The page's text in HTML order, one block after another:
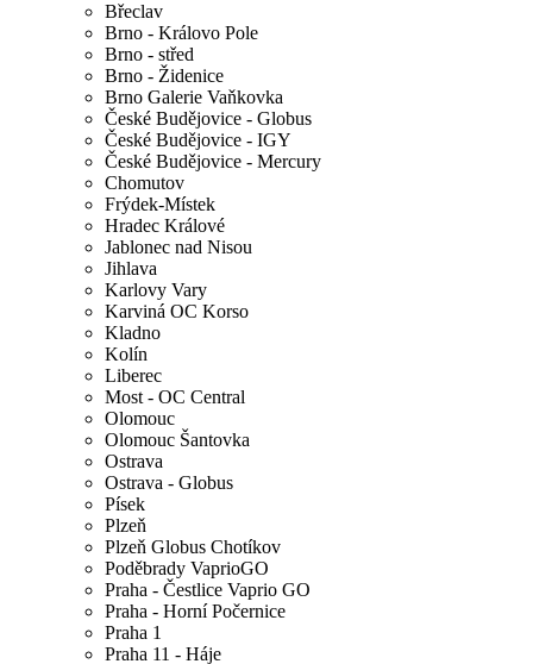
Břeclav
Brno - Královo Pole
Brno - střed
Brno - Židenice
Brno Galerie Vaňkovka
České Budějovice - Globus
České Budějovice - IGY
České Budějovice - Mercury
Chomutov
Frýdek-Místek
Hradec Králové
Jablonec nad Nisou
Jihlava
Karlovy Vary
Karviná OC Korso
Kladno
Kolín
Liberec
Most - OC Central
Olomouc
Olomouc Šantovka
Ostrava
Ostrava - Globus
Písek
Plzeň
Plzeň Globus Chotíkov
Poděbrady VaprioGO
Praha - Čestlice Vaprio GO
Praha - Horní Počernice
Praha 1
Praha 11 - Háje